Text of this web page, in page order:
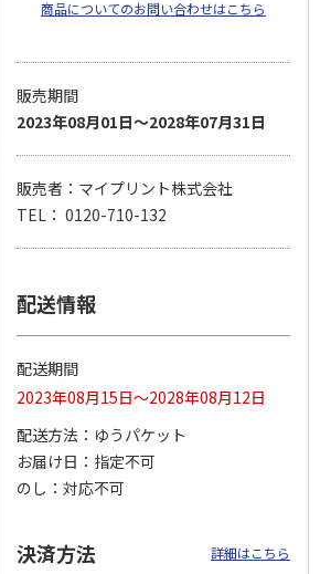
『ジョジョの奇妙な
冒険 スターダスト
クルセイダース』
3,300円
(送料別・税込)
3,300円
(送料別・税込)
商品についてのお問い合わせはこちら
販売期間
2023年08月01日～2028年07月31日
販売者：マイプリント株式会社
TEL： 0120-710-132
配送情報
配送期間
2023年08月15日～2028年08月12日
配送方法
ゆうパケット
お届け日
指定不可
のし
対応不可
決済方法 詳細はこちら